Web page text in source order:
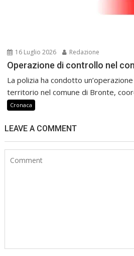
16 Luglio 2026 Redazione
Operazione di controllo nel
La polizia ha condotto
territorio nel comune di Bronte,
Cronaca
LEAVE A COMMENT